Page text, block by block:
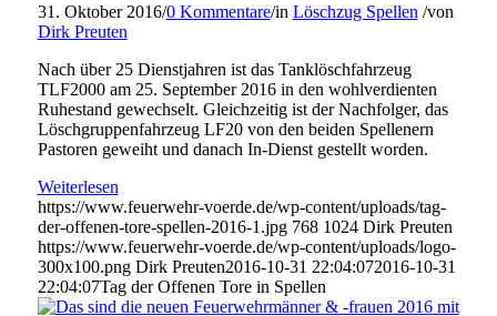
31. Oktober 2016/0 Kommentare/in Löschzug Spellen /von
Dirk Preuten
Nach über 25 Dienstjahren ist das Tanklöschfahrzeug
TLF2000 am 25. September 2016 in den wohlverdienten
Ruhestand gewechselt. Gleichzeitig ist der Nachfolger, das
Löschgruppenfahrzeug LF20 von den beiden Spellenern
Pastoren geweiht und danach In-Dienst gestellt worden.
Weiterlesen
https://www.feuerwehr-voerde.de/wp-content/uploads/tag-
der-offenen-tore-spellen-2016-1.jpg 768 1024 Dirk Preuten
https://www.feuerwehr-voerde.de/wp-content/uploads/logo-
300x100.png Dirk Preuten2016-10-31 22:04:072016-10-31
22:04:07Tag der Offenen Tore in Spellen